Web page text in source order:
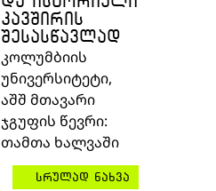
ᲙᲐᲕᲨᲘᲠᲘᲡ
ᲨᲔᲡᲐᲡᲬᲐᲕᲚᲐᲓ
კოლუმბიის
უნივერსიტეტი,
აშშმთავარი
ჯგუფის წევრი:
თამთა ხალვაში
სრულად ნახვა